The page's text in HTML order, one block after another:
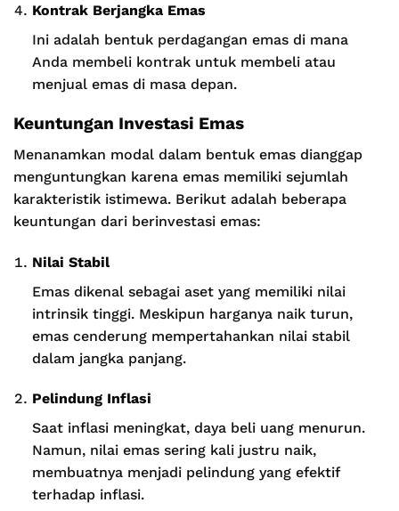
Kontrak Berjangka Emas
Ini adalah bentuk perdagangan emas di mana
Anda membeli kontrak untuk membeli atau
menjual emas di masa depan.
Keuntungan Investasi Emas
Menanamkan modal dalam bentuk emas dianggap
menguntungkan karena emas memiliki sejumlah
karakteristik istimewa. Berikut adalah beberapa
keuntungan dari berinvestasi emas:
Nilai Stabil
Emas dikenal sebagai aset yang memiliki nilai
intrinsik tinggi. Meskipun harganya naik turun,
emas cenderung mempertahankan nilai stabil
dalam jangka panjang.
Pelindung Inflasi
Saat inflasi meningkat, daya beli uang menurun.
Namun, nilai emas sering kali justru naik,
membuatnya menjadi pelindung yang efektif
terhadap inflasi.